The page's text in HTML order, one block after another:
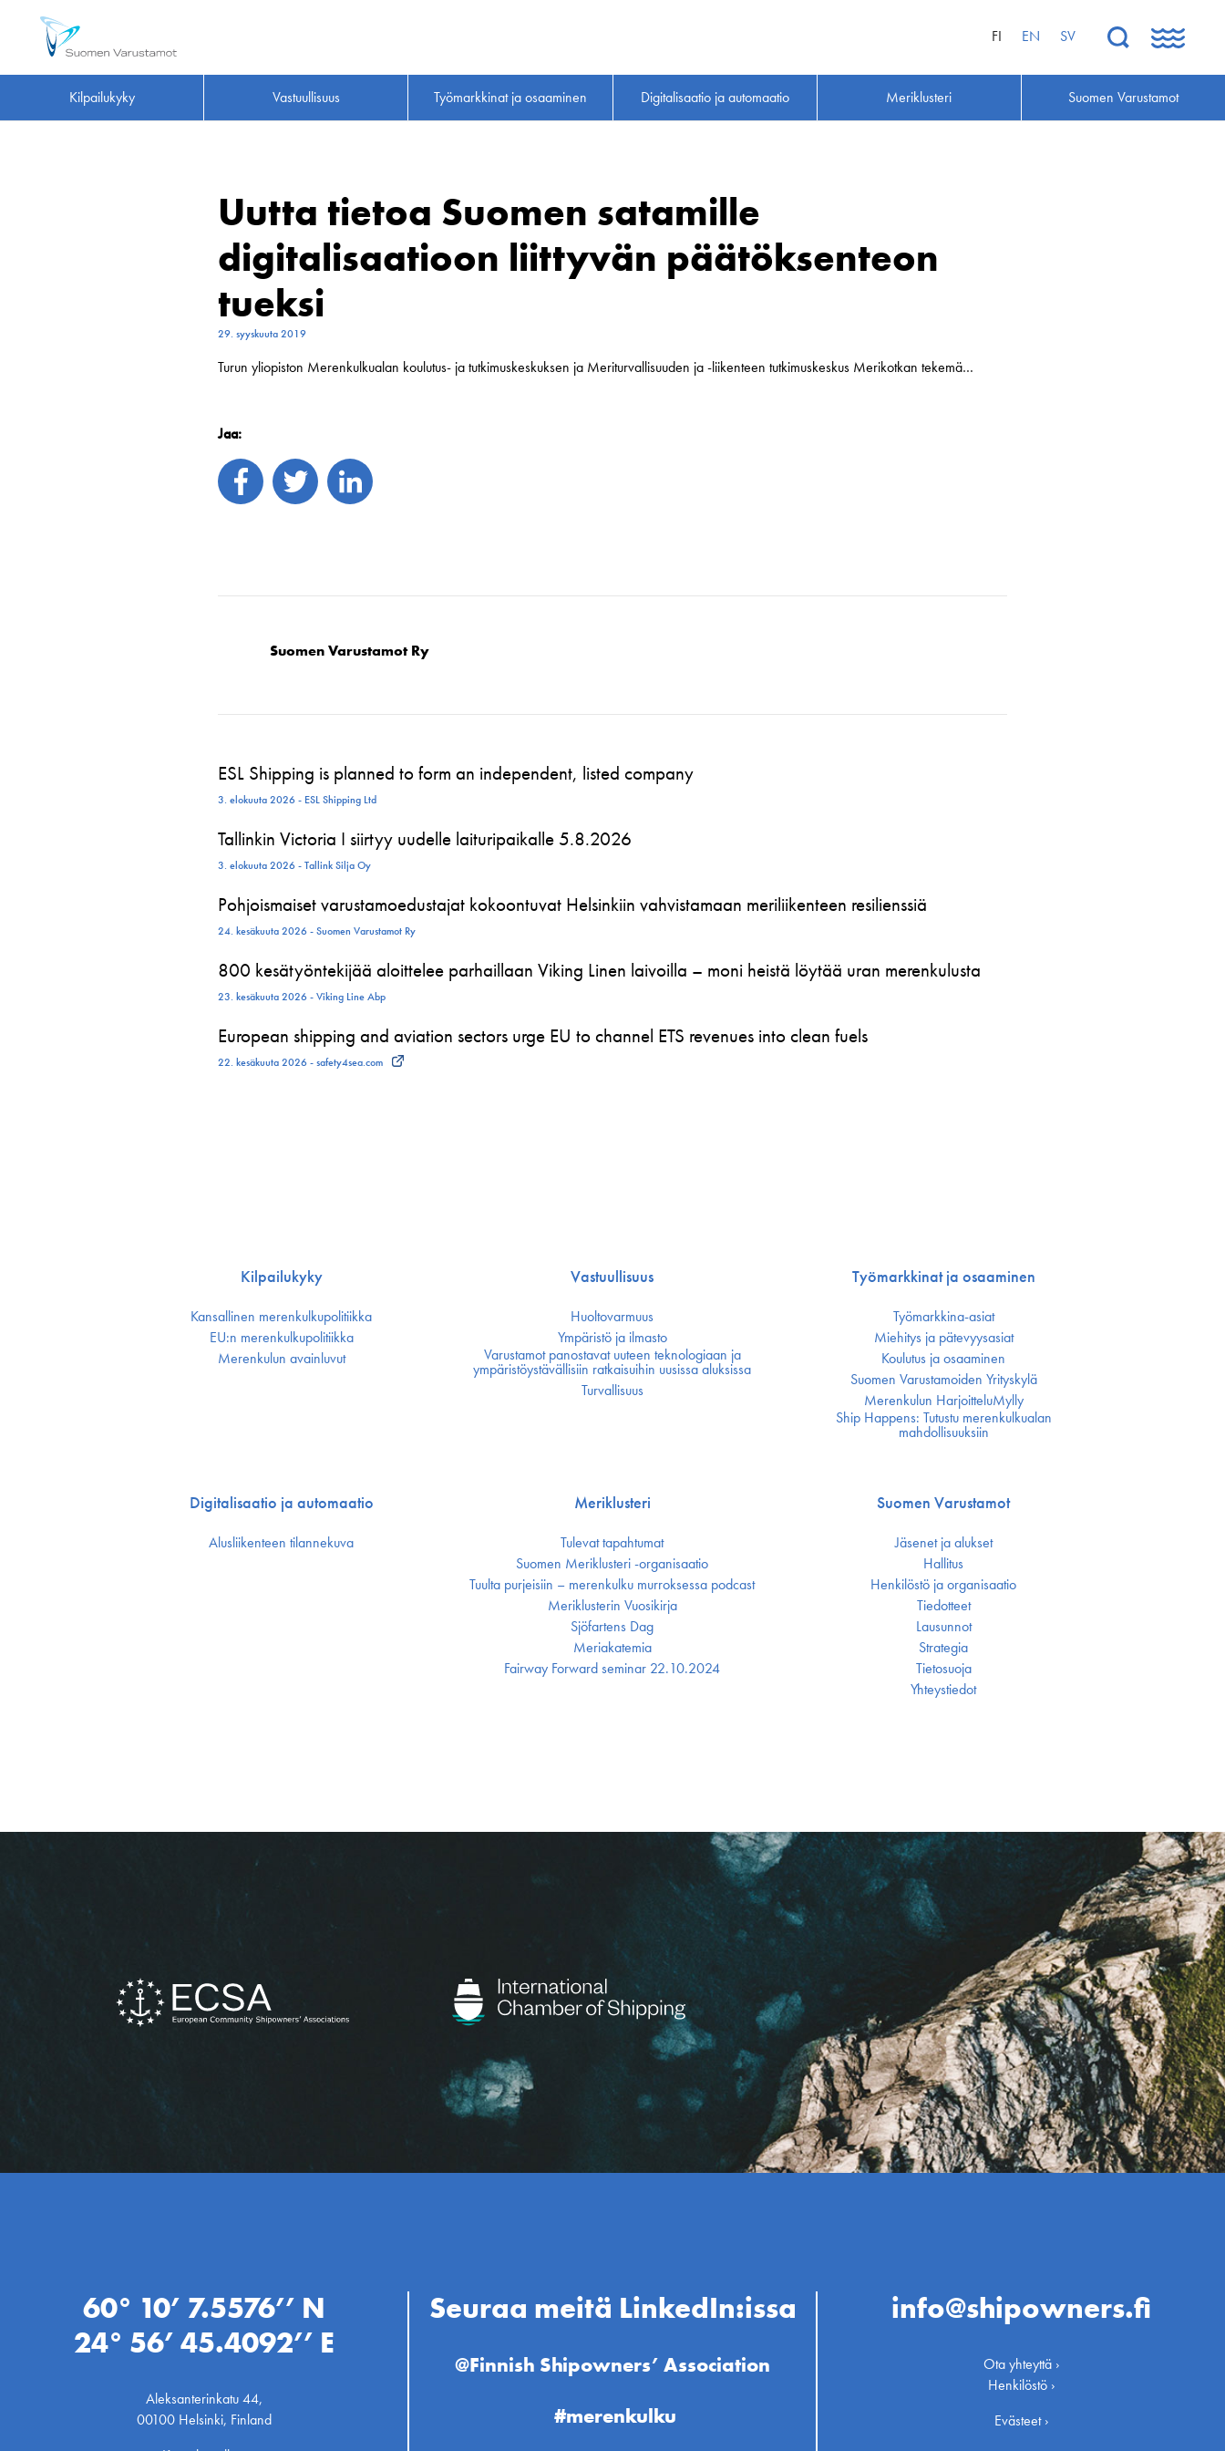
FI EN SV
Kilpailukyky Vastuullisuus Työmarkkinat ja osaaminen Digitalisaatio ja automaatio Meriklusteri Suomen Varustamot
Uutta tietoa Suomen satamille
digitalisaatioon liittyvän päätöksenteon
tueksi
29. syyskuuta 2019
Turun yliopiston Merenkulkualan koulutus- ja tutkimuskeskuksen ja Meriturvallisuuden ja -liikenteen tutkimuskeskus Merikotkan tekemä…
Jaa:
Suomen Varustamot Ry
ESL Shipping is planned to form an independent, listed company
3. elokuuta 2026 - ESL Shipping Ltd
Tallinkin Victoria I siirtyy uudelle laituripaikalle 5.8.2026
3. elokuuta 2026 - Tallink Silja Oy
Pohjoismaiset varustamoedustajat kokoontuvat Helsinkiin vahvistamaan meriliikenteen resilienssiä
24. kesäkuuta 2026 - Suomen Varustamot Ry
800 kesätyöntekijää aloittelee parhaillaan Viking Linen laivoilla – moni heistä löytää uran merenkulusta
23. kesäkuuta 2026 - Viking Line Abp
European shipping and aviation sectors urge EU to channel ETS revenues into clean fuels
22. kesäkuuta 2026 - safety4sea.com
Kilpailukyky
Kansallinen merenkulku­politiikka
EU:n merenkulku­politiikka
Merenkulun avainluvut
Vastuullisuus
Huoltovarmuus
Ympäristö ja ilmasto
Varustamot panostavat uuteen teknologiaan ja
ympäristöystävällisiin ratkaisuihin uusissa aluksissa
Turvallisuus
Työmarkkinat ja osaaminen
Työmarkkina-asiat
Miehitys ja pätevyys­asiat
Koulutus ja osaaminen
Suomen Varustamoiden Yrityskylä
Merenkulun HarjoitteluMylly
Ship Happens: Tutustu merenkulkualan
mahdollisuuksiin
Digitalisaatio ja automaatio
Alusliikenteen tilannekuva
Meriklusteri
Tulevat tapahtumat
Suomen Meriklusteri -organisaatio
Tuulta purjeisiin – merenkulku murroksessa podcast
Meriklusterin Vuosikirja
Sjöfartens Dag
Meriakatemia
Fairway Forward seminar 22.10.2024
Suomen Varustamot
Jäsenet ja alukset
Hallitus
Henkilöstö ja organisaatio
Tiedotteet
Lausunnot
Strategia
Tietosuoja
Yhteystiedot
60° 10’ 7.5576’’ N
24° 56’ 45.4092’’ E
Aleksanterinkatu 44,
00100 Helsinki, Finland
Seuraa meitä LinkedIn:issa
@Finnish Shipowners’ Association
#merenkulku
info@shipowners.fi
Ota yhteyttä ›
Henkilöstö ›
Evästeet ›